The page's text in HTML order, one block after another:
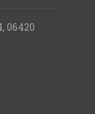
06420